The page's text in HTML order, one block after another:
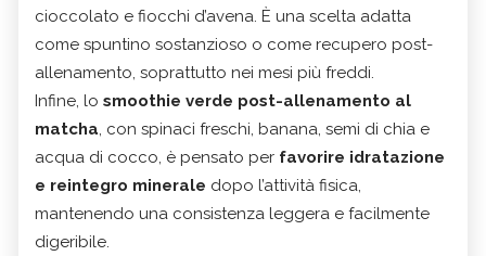
cioccolato e fiocchi d’avena. È una scelta adatta
come spuntino sostanzioso o come recupero post-
allenamento, soprattutto nei mesi più freddi.
Infine, lo smoothie verde post-allenamento al
matcha, con spinaci freschi, banana, semi di chia e
acqua di cocco, è pensato per favorire idratazione
e reintegro minerale dopo l’attività fisica,
mantenendo una consistenza leggera e facilmente
digeribile.